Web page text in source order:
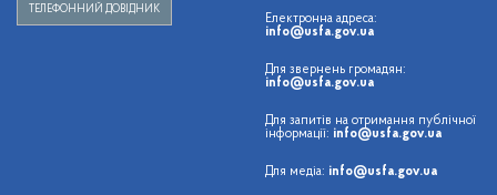
ТЕЛЕФОННИЙ ДОВІДНИК
Електронна адреса:
info@usfa.gov.ua
Для звернень громадян:
info@usfa.gov.ua
Для запитів на отримання публічної
інформації: info@usfa.gov.ua
Для медіа: info@usfa.gov.ua